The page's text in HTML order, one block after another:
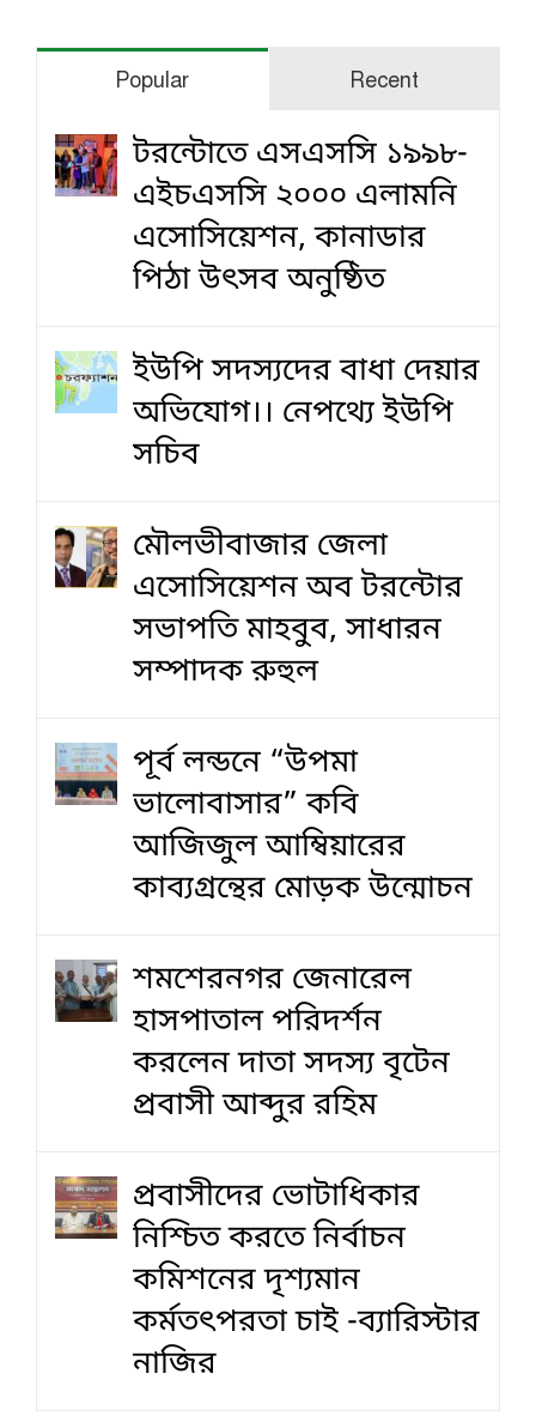
Popular Recent
টরন্টোতে এসএসসি ১৯৯৮-
এইচএসসি ২০০০ এলামনি
এসোসিয়েশন, কানাডার
পিঠা উৎসব অনুষ্ঠিত
ইউপি সদস্যদের বাধা দেয়ার
অভিযোগ।। নেপথ্যে ইউপি
সচিব
মৌলভীবাজার জেলা
এসোসিয়েশন অব টরন্টোর
সভাপতি মাহবুব, সাধারন
সম্পাদক রুহুল
পূর্ব লন্ডনে “উপমা
ভালোবাসার” কবি
আজিজুল আম্বিয়ারের
কাব্যগ্রন্থের মোড়ক উন্মোচন
শমশেরনগর জেনারেল
হাসপাতাল পরিদর্শন
করলেন দাতা সদস্য বৃটেন
প্রবাসী আব্দুর রহিম
প্রবাসীদের ভোটাধিকার
নিশ্চিত করতে নির্বাচন
কমিশনের দৃশ‍্যমান
কর্মতৎপরতা চাই -ব্যারিস্টার
নাজির